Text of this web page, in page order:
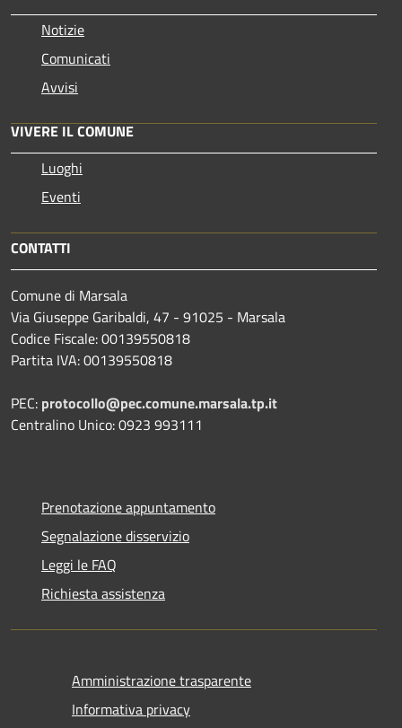
Notizie
Comunicati
Avvisi
VIVERE IL COMUNE
Luoghi
Eventi
CONTATTI
Comune di Marsala
Via Giuseppe Garibaldi, 47 - 91025 - Marsala
Codice Fiscale: 00139550818
Partita IVA: 00139550818
PEC: protocollo@pec.comune.marsala.tp.it
Centralino Unico: 0923 993111
Prenotazione appuntamento
Segnalazione disservizio
Leggi le FAQ
Richiesta assistenza
Amministrazione trasparente
Informativa privacy